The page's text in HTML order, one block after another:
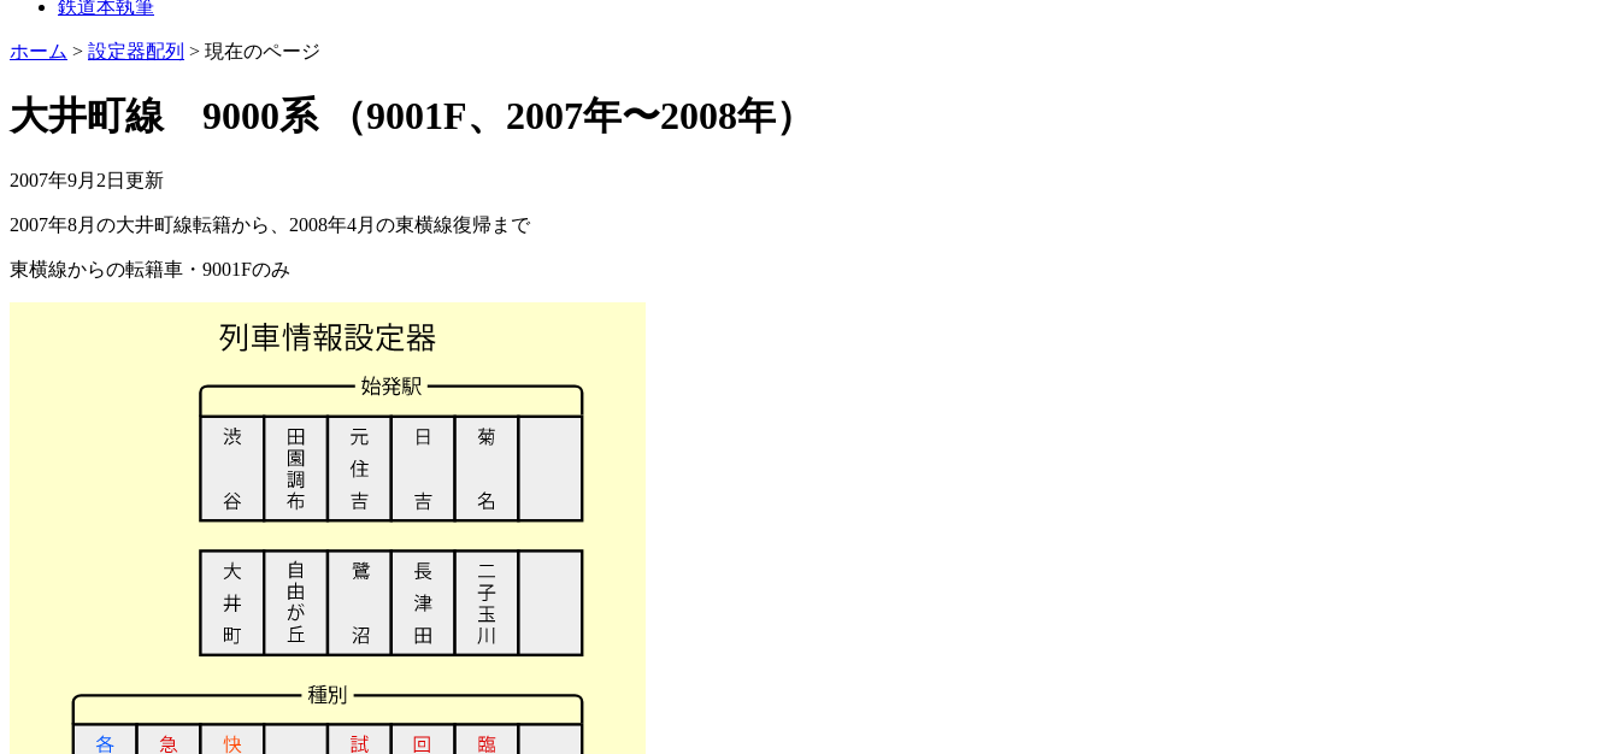
鉄道本執筆
ホーム > 設定器配列 > 現在のページ
大井町線 9000系 （9001F、2007年〜2008年）
2007年9月2日 更新
2007年8月の大井町線転籍から、2008年4月の東横線復帰まで
東横線からの転籍車・9001Fのみ